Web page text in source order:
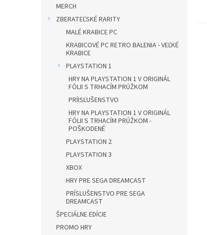
MERCH
ZBERATEĽSKÉ RARITY
MALÉ KRABICE PC
KRABICOVÉ PC RETRO BALENIA - VEĽKÉ
KRABICE
PLAYSTATION 1
HRY NA PLAYSTATION 1 V ORIGINÁL
FÓLII S TRHACÍM PRÚŽKOM
PRÍISLUŠENSTVO
HRY NA PLAYSTATION 1 V ORIGINÁL
FÓLII S TRHACÍM PRÚŽKOM -
POŠKODENÉ
PLAYSTATION 2
PLAYSTATION 3
XBOX
HRY PRE SEGA DREAMCAST
PRÍSLUŠENSTVO PRE SEGA
DREAMCAST
ŠPECIÁLNE EDÍCIE
PROMO HRY